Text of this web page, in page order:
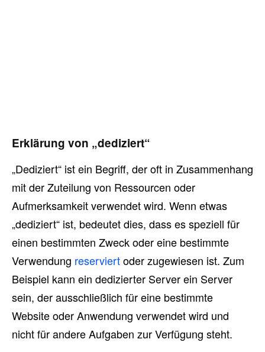
Erklärung von „dediziert“
„Dediziert“ ist ein Begriff, der oft in Zusammenhang
mit der Zuteilung von Ressourcen oder
Aufmerksamkeit verwendet wird. Wenn etwas
„dediziert“ ist, bedeutet dies, dass es speziell für
einen bestimmten Zweck oder eine bestimmte
Verwendung reserviertoder zugewiesen ist. Zum
Beispiel kann ein dedizierter Server ein Server
sein, der ausschließlich für eine bestimmte
Website oder Anwendung verwendet wird und
nicht für andere Aufgaben zur Verfügung steht.